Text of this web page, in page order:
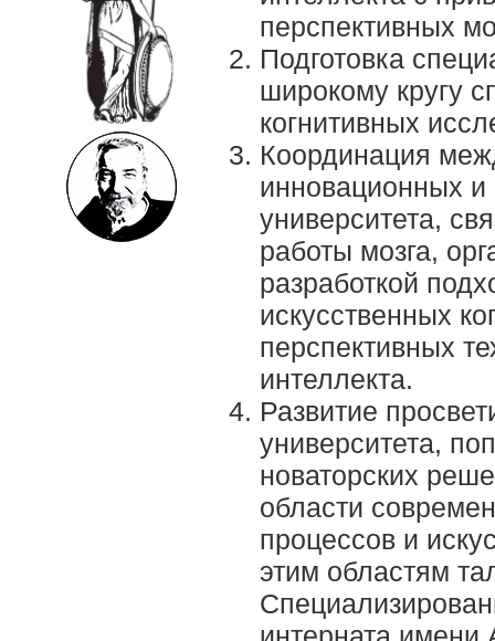
перспективных
Подготовка
широкому кругу
когнитивных
Координация
инновационных и
университета,
работы мозга,
разработкой
искусственных
перспективных
интеллекта.
Развитие
университета,
новаторских
области
процессов и
этим областям